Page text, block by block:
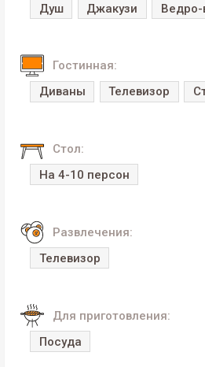
Душ
Джакузи
Гостинная:
Диваны
Телевизор
Стол:
На 4-10 персон
Развлечения:
Телевизор
Для приготовления:
Посуда